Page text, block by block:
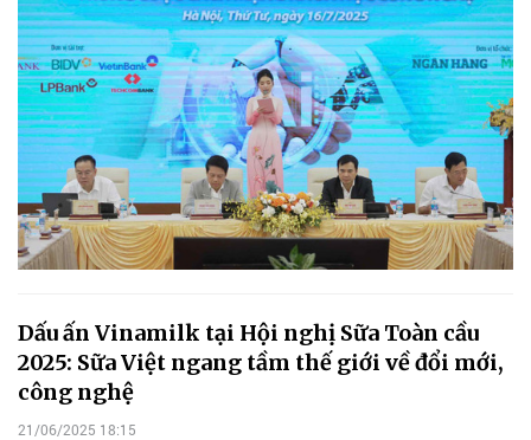
Dấu ấn Vinamilk tại Hội nghị Sữa Toàn cầu
2025: Sữa Việt ngang tầm thế giới về đổi mới,
công nghệ
21/06/2025 18:15